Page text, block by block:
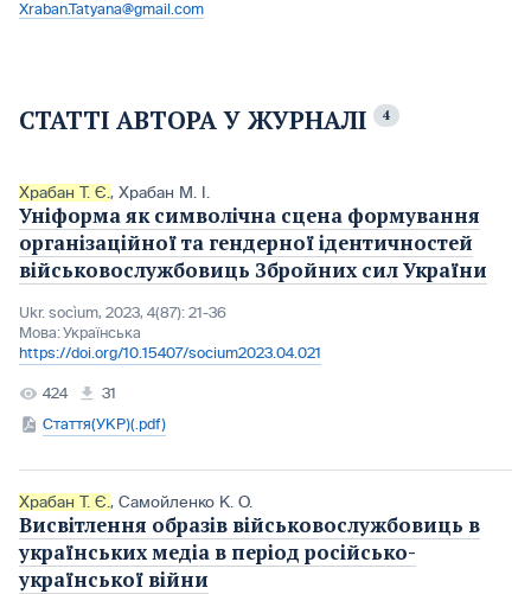
Xraban.Tatyana@gmail.com
СТАТТІ АВТОРА У ЖУРНАЛІ 4
Храбан Т. Є. , Храбан М. І.
Уніформа як символічна сцена формування
організаційної та гендерної ідентичностей
військовослужбовиць Збройних сил України
Ukr. socìum, 2023, 4(87): 21-36
Мова:Українська
https://doi.org/10.15407/socium2023.04.021
424
31
Стаття(УКР)(.pdf)
Храбан Т. Є. , Самойленко К. О.
Висвітлення образів військовослужбовиць в
українських медіа в період російсько-
української війни